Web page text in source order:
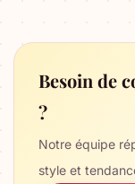
Besoin de
?
Notre équipe
style et